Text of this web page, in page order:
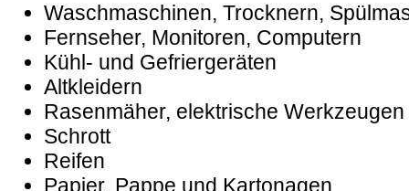
Waschmaschinen, Trocknern,
Fernseher, Monitoren, Computern
Kühl- und Gefriergeräten
Altkleidern
Rasenmäher, elektrische Werkzeugen
Schrott
Reifen
Papier, Pappe und Kartonagen